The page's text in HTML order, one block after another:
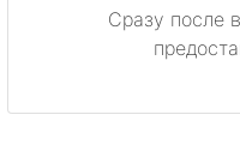
Сразу после